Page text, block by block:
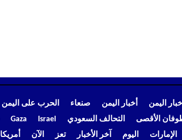
اخبار اليمن أخبار اليمن صنعاء الحرب على اليمن
الأقصى التحالف السعودي Israel
Gaza
الإمارات اليوم آخر الأخبار تعز الآن أمريكا